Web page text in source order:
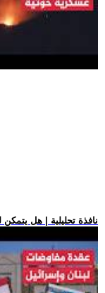
.. نافذة تحليلية | هل